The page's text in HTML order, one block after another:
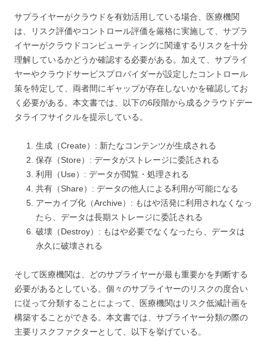
サプライヤーがクラウドを有効活用している場合、医療機関
は、リスク評価やコントロール評価を厳格に実施して、サプラ
イヤーがクラウドコンピューティングに関連するリスクを十分
理解しているかどうか確認する必要がある。加えて、サプライ
ヤーやクラウドサービスプロバイダーが設定したコントロール
策を特定して、両者間にギャップが存在しないかを確認してお
く必要がある。本文書では、以下の6段階から成るクラウドデー
タライフサイクルを提示している。
生成（Create）: 新たなコンテンツが生成される
保存（Store）: データがストレージに委託される
利用（Use）: データが閲覧・処理される
共有（Share）: データの他人による利用が可能になる
アーカイブ化（Archive）: もはや活発に利用されなくなっ
たら、データは長期ストレージに委託される
破壊（Destroy）: もはや必要でなくなったら、データは
永久に破壊される
そして医療機関は、どのサプライヤーが最も重要かを判断する
必要があるとしている。個々のサプライヤーのリスクの度合い
に従って分類することによって、医療機関はリスク低減計画を
構築することができる。本文書では、サプライヤー分類の際の
主要リスクファクターとして、以下を挙げている。